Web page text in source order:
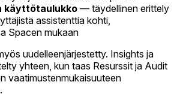
käyttötaulukko — täydellinen erittely
assistenttia kohti,
Spacen mukaan
uudelleenjärjestetty. Insights ja
yhteen, kun taas Resurssit ja Audit
vaatimustenmukaisuuteen